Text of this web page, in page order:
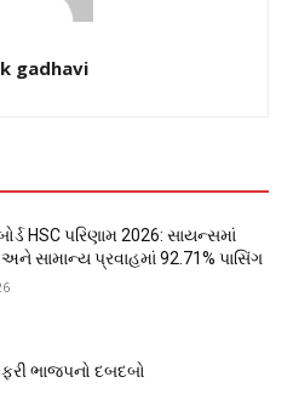
gadhavi
HSC પરિણામ 2026: સાયન્સમાં
સામાન્ય પ્રવાહમાં 92.71% પાસિંગ
ભાજપનો દબદબો